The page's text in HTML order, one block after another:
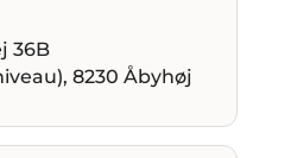
36B
8230 Åbyhøj